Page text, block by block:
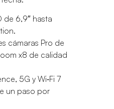
de 6,9″ hasta
cámaras Pro de
x8 de calidad
5G y Wi‑Fi 7
un paso por